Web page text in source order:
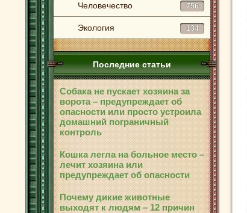
Человечество 756
Экология 134
Последние статьи
Собака не пускает хозяина за
ворота – предупреждает об
опасности или просто устроила
домашний пограничный
контроль
Кошка легла на больное место –
лечит хозяина или
предупреждает об опасности
Почему дикие животные
выходят к людям – 12 причин